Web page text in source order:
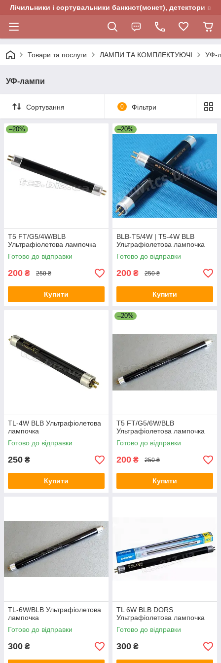
Лічильники і сортувальники банкнот(монет), детектори
Товари та послуги ЛАМПИ ТА КОМПЛЕКТУЮЧІ УФ-
УФ-лампи
Сортування 0 Фільтри
–20%
T5 FT/G5/4W/BLB
Ультрафіолетова лампочка
Готово до відправки
200 ₴ 250 ₴
Купити
–20%
BLB-T5/4W | T5-4W BLB
Ультрафіолетова лампочка
Готово до відправки
200 ₴ 250 ₴
Купити
TL-4W BLB Ультрафіолетова
лампочка
Готово до відправки
250 ₴
Купити
–20%
T5 FT/G5/6W/BLB
Ультрафіолетова лампочка
Готово до відправки
200 ₴ 250 ₴
Купити
TL-6W/BLB Ультрафіолетова
лампочка
Готово до відправки
300 ₴
TL 6W BLB DORS
Ультрафіолетова лампочка
Готово до відправки
300 ₴